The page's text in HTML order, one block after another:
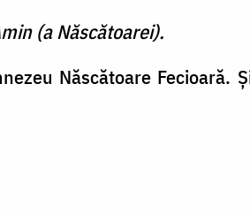
(a Născătoarei).
Născătoare Fecioară.